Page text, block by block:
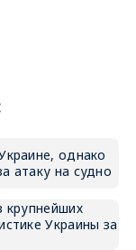
однако
атаку на судно
крупнейших
Украины за